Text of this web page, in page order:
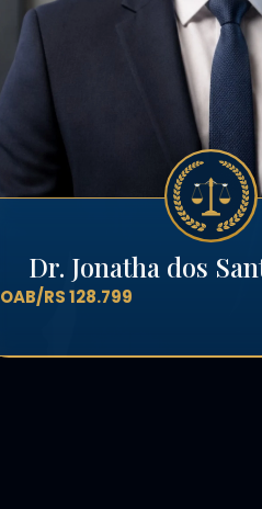
Dr. Jonatha dos
OAB/RS 128.799